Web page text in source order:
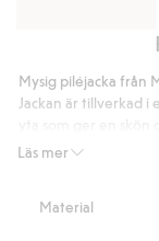
twill
Läs mer
Mysig piléjacka från
Jackan är tillverkad
dragkedja framtill
texten “Magic is in
Material